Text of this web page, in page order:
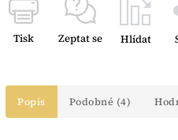
Tisk Zeptat se Hlídat
Popis Podobné (4)